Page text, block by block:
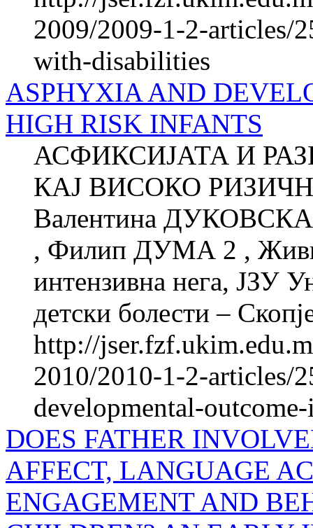
2009/2009-1-2-articles/
with-disabilities
ASPHYXIA AND
HIGH RISK INFANTS
АСФИКСИЈАТА И
КАЈ ВИСОКО
Валентина
, Филип ДУМА 2 ,
интензивна нега, ЈЗУ
детски болести –
http://
2010/2010-1-2-articles/
developmental-
DOES FATHER
AFFECT, LANGUAGE
ENGAGEMENT AND